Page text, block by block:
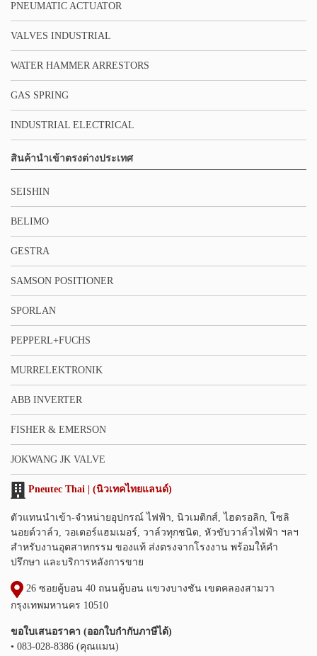
PNEUMATIC ACTUATOR
VALVES INDUSTRIAL
WATER HAMMER ARRESTORS
GAS SPRING
INDUSTRIAL ELECTRICAL
สินค้านำเข้าตรงต่างประเทศ
SEISHIN
BELIMO
GESTRA
SAMSON POSITIONER
SPORLAN
PEPPERL+FUCHS
MURRELEKTRONIK
ABB INVERTER
FISHER & EMERSON
JOKWANG JK VALVE
Pneutec Thai | (นิวเทคไทยแลนด์)
ตัวแทนนำเข้า-จำหน่ายอุปกรณ์ ไฟฟ้า, นิวเมติกส์, ไฮดรอลิก, โซลิ
นอยด์วาล์ว, วอเตอร์แฮมเมอร์, วาล์วทุกชนิด, หัวขับวาล์วไฟฟ้า ฯลฯ
สำหรับงานอุตสาหกรรม ของแท้ ส่งตรงจากโรงงาน พร้อมให้คำ
ปรึกษา และบริการหลังการขาย
26 ซอยคู้บอน 40 ถนนคู้บอน แขวงบางชัน เขตคลองสามวา
กรุงเทพมหานคร 10510
ขอใบเสนอราคา (ออกใบกำกับภาษีได้)
• 083-028-8386 (คุณแมน)